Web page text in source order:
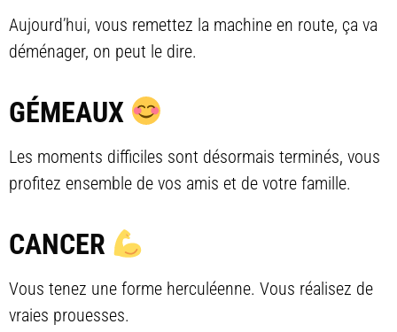
Aujourd’hui, vous remettez la machine en route, ça va
déménager, on peut le dire.
GÉMEAUX
Les moments difficiles sont désormais terminés, vous
profitez ensemble de vos amis et de votre famille.
CANCER
Vous tenez une forme herculéenne. Vous réalisez de
vraies prouesses.